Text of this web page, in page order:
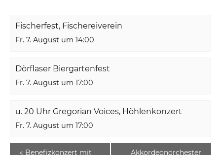
Fischerfest, Fischereiverein
Fr. 7. August um 14:00
Dörflaser Biergartenfest
Fr. 7. August um 17:00
u. 20 Uhr Gregorian Voices, Höhlenkonzert
Fr. 7. August um 17:00
« Benefizkonzert mit
Akkordeonorchester